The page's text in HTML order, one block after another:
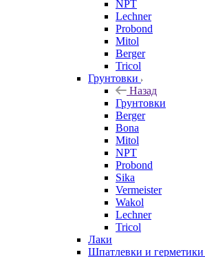
NPT
Lechner
Probond
Mitol
Berger
Tricol
Грунтовки
Назад
Грунтовки
Berger
Bona
Mitol
NPT
Probond
Sika
Vermeister
Wakol
Lechner
Tricol
Лаки
Шпатлевки и герметики